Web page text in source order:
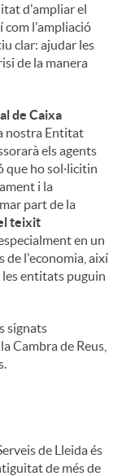
d'ampliar el
com l'ampliació
clar: ajudar les
de la manera
de Caixa
nostra Entitat
els agents
que ho sol·licitin
i la
part de la
teixit
en un
de l'economia, així
les entitats puguin
signats
Cambra de Reus,
de Lleida és
de més de